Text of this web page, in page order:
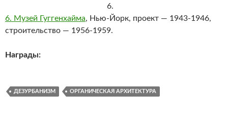
6.
6. Музей Гуггенхайма, Нью-Йорк, проект — 1943-1946,
строительство — 1956-1959.
Награды:
ДЕЗУРБАНИЗМ ОРГАНИЧЕСКАЯ АРХИТЕКТУРА